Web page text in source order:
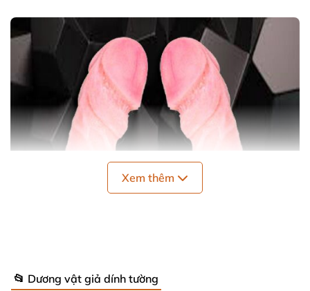
Xem thêm
📂 Dương vật giả dính tường